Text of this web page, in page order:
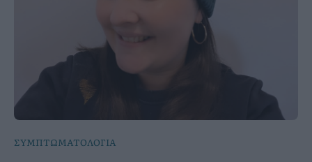
ΣΥΜΠΤΩΜΑΤΟΛΟΓΙΑ